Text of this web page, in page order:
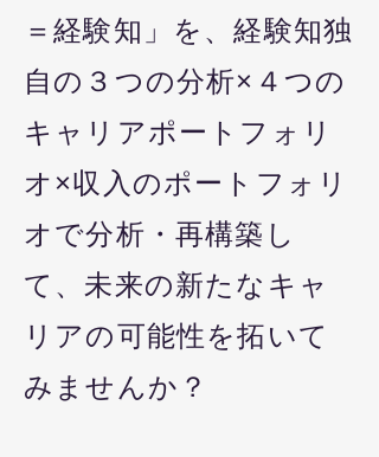
＝経験知」を、経験知独
自の３つの分析×４つの
キャリアポートフォリ
オ×収入のポートフォリ
オで分析・再構築し
て、未来の新たなキャ
リアの可能性を拓いて
みませんか？